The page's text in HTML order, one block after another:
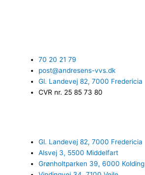
70 20 21 79
post@andresens-vvs.dk
Gl. Landevej 82, 7000 Fredericia
CVR nr. 25 85 73 80
Gl. Landevej 82, 7000 Fredericia
Alsvej 3, 5500 Middelfart
Grønholtparken 39, 6000 Kolding